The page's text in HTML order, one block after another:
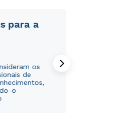
para a
os
de
o
de Privacidade.
utilizados para o
do Sul.
de Privacidade.
utilizados para o
do Sul.